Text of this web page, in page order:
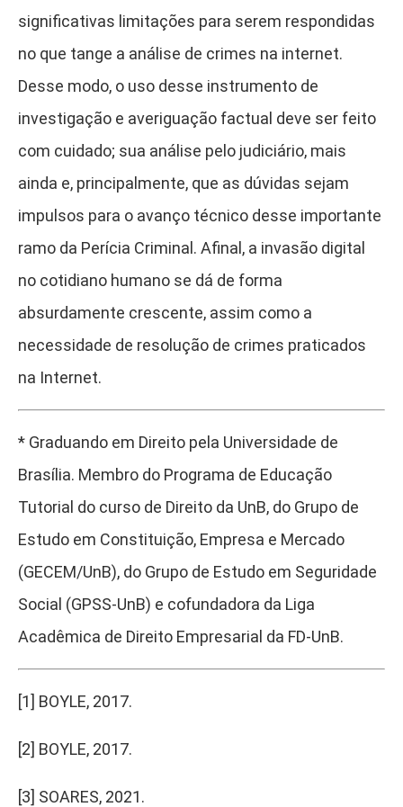
significativas limitações para serem respondidas
no que tange a análise de crimes na internet.
Desse modo, o uso desse instrumento de
investigação e averiguação factual deve ser feito
com cuidado; sua análise pelo judiciário, mais
ainda e, principalmente, que as dúvidas sejam
impulsos para o avanço técnico desse importante
ramo da Perícia Criminal. Afinal, a invasão digital
no cotidiano humano se dá de forma
absurdamente crescente, assim como a
necessidade de resolução de crimes praticados
na Internet.
* Graduando em Direito pela Universidade de
Brasília. Membro do Programa de Educação
Tutorial do curso de Direito da UnB, do Grupo de
Estudo em Constituição, Empresa e Mercado
(GECEM/UnB), do Grupo de Estudo em Seguridade
Social (GPSS-UnB) e cofundadora da Liga
Acadêmica de Direito Empresarial da FD-UnB.
[1] BOYLE, 2017.
[2] BOYLE, 2017.
[3] SOARES, 2021.